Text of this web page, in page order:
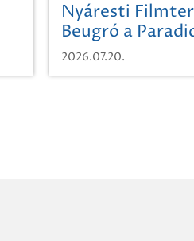
Nyáresti
Beugró a
2026.07.20.